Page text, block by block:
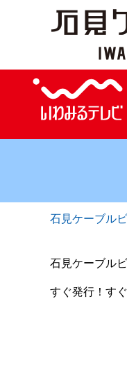
石見ケーブル
石見ケーブル
すぐ発行！す